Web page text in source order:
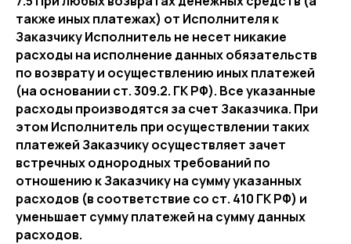
также иных платежах) от Исполнителя к
Заказчику Исполнитель не несет никакие
расходы на исполнение данных обязательств
по возврату и осуществлению иных платежей
(на основании ст. 309.2. ГК РФ). Все указанные
расходы производятся за счет Заказчика. При
этом Исполнитель при осуществлении таких
платежей Заказчику осуществляет зачет
встречных однородных требований по
отношению к Заказчику на сумму указанных
расходов (в соответствие со ст. 410 ГК РФ) и
уменьшает сумму платежей на сумму данных
расходов.